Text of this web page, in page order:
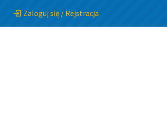
Zaloguj się / Rejstracja